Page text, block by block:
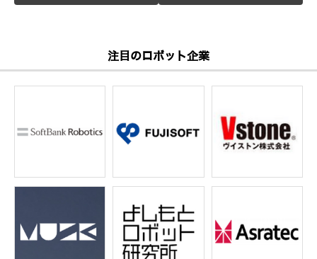
注目のロボット企業